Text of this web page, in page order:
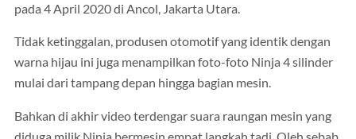
pada 4 April 2020 di Ancol, Jakarta Utara.
Tidak ketinggalan, produsen otomotif yang identik dengan
warna hijau ini juga menampilkan foto-foto Ninja 4 silinder
mulai dari tampang depan hingga bagian mesin.
Bahkan di akhir video terdengar suara raungan mesin yang